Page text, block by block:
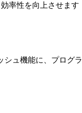
率性を向上させます
ュ機能に、プログ